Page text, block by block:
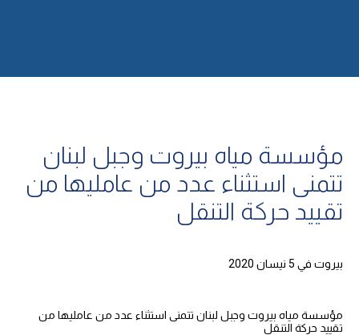
مؤسسة مياه بيروت وجبل لبنان
تتمنى استثناء عدد من عامليها من
تقييد حركة التنقل
بيروت في 5 نيسان 2020
مؤسسة مياه بيروت وجبل لبنان تتمنى استثناء عدد من عامليها من
تقييد حركة التنقل